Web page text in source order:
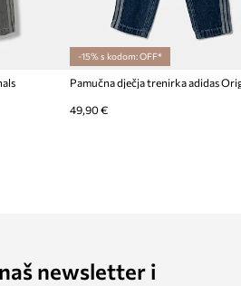
-15% s kodom: OFF*
Pamučna dječja trenirka adidas
49,90 €
newsletter i